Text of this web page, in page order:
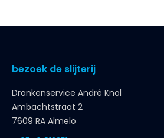
bezoek de slijterij
Drankenservice André Knol
Ambachtstraat 2
7609 RA Almelo